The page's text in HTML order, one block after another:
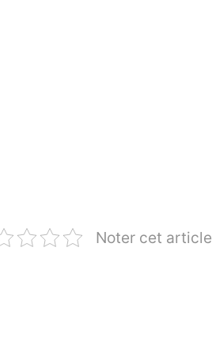
Noter cet article